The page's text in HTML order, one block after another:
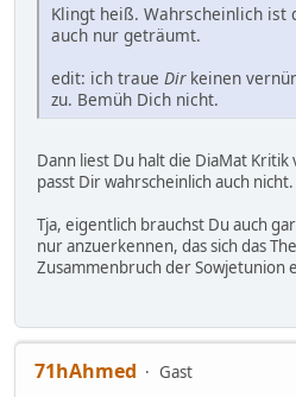
Klingt heiß. Wahrscheinlich ist
auch nur geträumt.
edit: ich traue Dir keinen
zu. Bemüh Dich nicht.
Dann liest Du halt die DiaMat
passt Dir wahrscheinlich auch nicht.
Tja, eigentlich brauchst Du auch
nur anzuerkennen, das sich das
Zusammenbruch der Sowjetunion
71hAhmed
Gast